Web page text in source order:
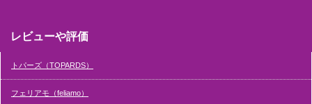
レビューや評価
トパーズ（TOPARDS）
フェリアモ（feliamo）